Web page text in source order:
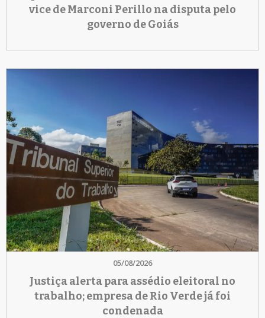
vice de Marconi Perillo na disputa pelo
governo de Goiás
05/08/2026
Justiça alerta para assédio eleitoral no
trabalho; empresa de Rio Verde já foi
condenada